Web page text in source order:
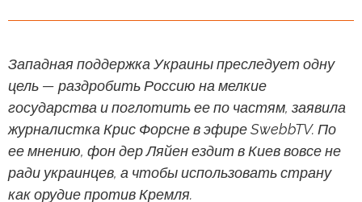
Западная поддержка Украины преследует одну
цель — раздробить Россию на мелкие
государства и поглотить ее по частям, заявила
журналистка Крис Форсне в эфире SwebbTV. По
ее мнению, фон дер Ляйен ездит в Киев вовсе не
ради украинцев, а чтобы использовать страну
как орудие против Кремля.